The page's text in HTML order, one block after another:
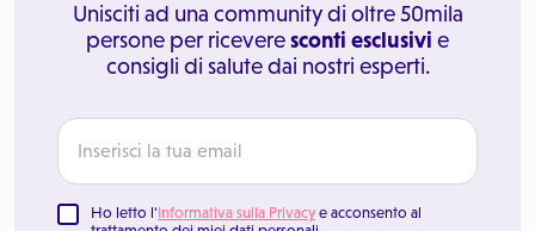
Unisciti ad una community di oltre 50mila
persone per riceveresconti esclusivi e
consigli di salute dai nostri esperti.
Ho letto l'Informativa sulla Privacy e acconsento al